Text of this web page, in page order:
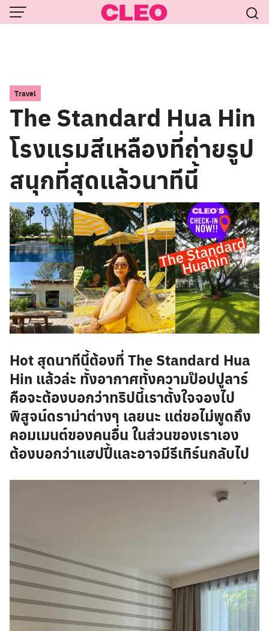
Skip
to
Travel
The Standard Hua Hin
โรงแรมสีเหลืองที่ถ่ายรูป
สนุกที่สุดแล้วนาทีนี้
Hot สุดนาทีนี้ต้องที่ The Standard Hua
Hin แล้วล่ะ ทั้งอากาศทั้งความป๊อปปูลาร์
คือจะต้องบอกว่าทริปนี้เราตั้งใจจองไป
พิสูจน์ดราม่าต่างๆ เลยนะ แต่ขอไม่พูดถึง
คอมเมนต์ของคนอื่น ในส่วนของเราเอง
ต้องบอกว่าแฮปปี้และอาจมีรีเทิร์นกลับไป